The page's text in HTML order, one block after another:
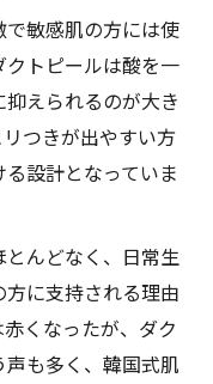
敏感肌の方には使
トピールは酸を一
えられるのが大き
つきが出やすい方
設計となっていま
んどなく、日常生
に支持される理由
くなったが、ダク
も多く、韓国式肌